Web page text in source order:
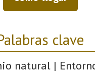
clave
natural |